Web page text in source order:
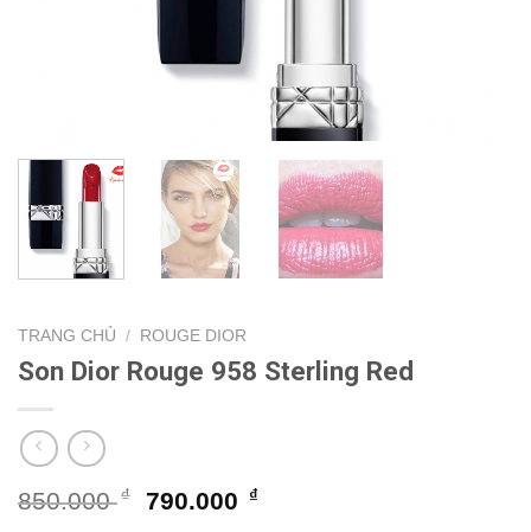
TRANG CHỦ / ROUGE DIOR
Son Dior Rouge 958 Sterling Red
850.000₫
Giá
790.000 ₫